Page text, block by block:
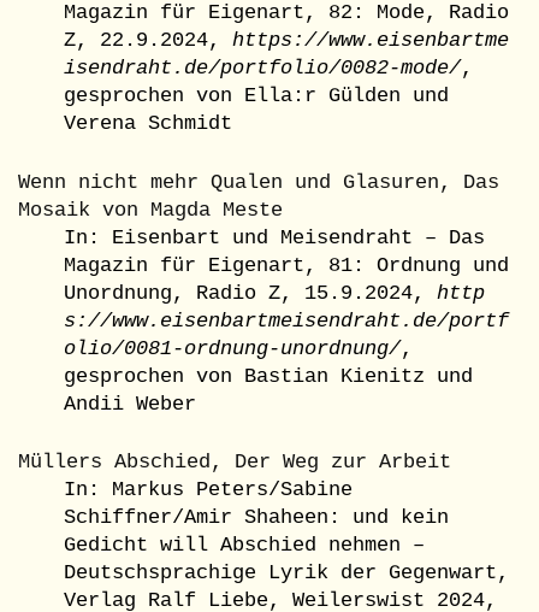
Magazin für Eigenart, 82: Mode, Radio
Z, 22.9.2024,https://www.eisenbartme
isendraht.de/portfolio/0082-mode/,
gesprochen von Ella:r Gülden und
Verena Schmidt
Wenn nicht mehr Qualen und Glasuren, Das
Mosaik von Magda Meste
In: Eisenbart und Meisendraht – Das
Magazin für Eigenart, 81: Ordnung und
Unordnung,
Radio Z, 15.9.2024,http
s://www.eisenbartmeisendraht.de/portf
olio/0081-ordnung-unordnung/,
gesprochen von Bastian Kienitz und
Andii Weber
Müllers Abschied, Der Weg zur Arbeit
In: Markus Peters/Sabine
Schiffner/Amir Shaheen: und kein
Gedicht will Abschied nehmen –
Deutschsprachige Lyrik der Gegenwart,
Verlag Ralf Liebe, Weilerswist 2024,